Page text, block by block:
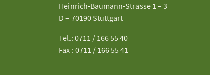
Heinrich-Baumann-Strasse 1 – 3
D – 70190 Stuttgart
Tel.: 0711 / 166 55 40
Fax : 0711 / 166 55 41